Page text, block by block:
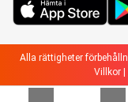
Alla rättigheter
Villkor